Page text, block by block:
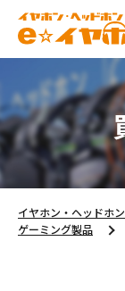
イヤホン・ヘッドホ
ゲーミング製品